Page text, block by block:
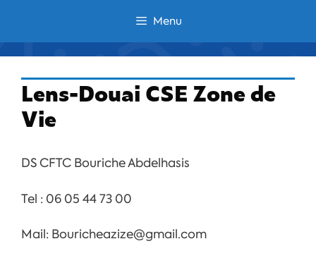
contenu
Menu
Lens-Douai CSE Zone de
Vie
DS CFTC Bouriche Abdelhasis
Tel : 06 05 44 73 00
Mail: Bouricheazize@gmail.com